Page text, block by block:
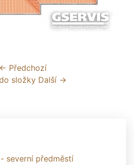
← Předchozí
složky Další →
severní předměstí